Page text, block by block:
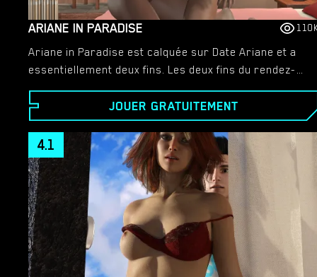
ARIANE IN PARADISE
Ariane in Paradise est calquée sur Date Ariane et a
essentiellement deux fins. Les deux fins du rendez-
vous avec Ariane étaient soit embrasser Ariane
bonsoir, soit embrasser Ariane bonjour après avoir
passé la nuit. C'est fondamentalement comme ça :
vous pouvez alors recommencer et jouer d'autres
chemins.​
JOUER GRATUITEMENT
4.1